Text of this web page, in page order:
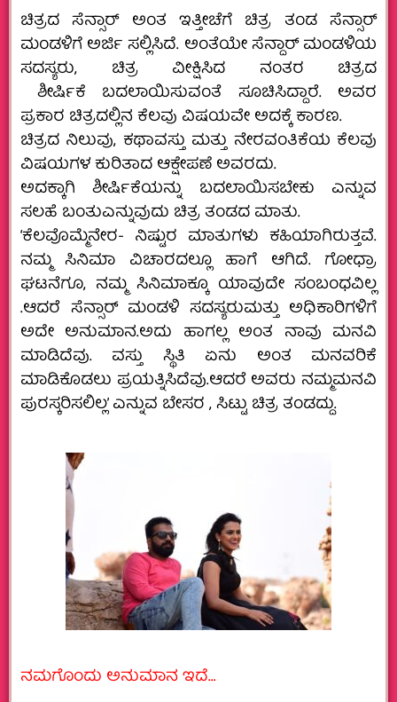
ಚಿತ್ರದ ಸೆನ್ಸಾರ್ ಅಂತ ಇತ್ತೀಚೆಗೆ ಚಿತ್ರ ತಂಡ ಸೆನ್ಸಾರ್
ಮಂಡಳಿಗೆ ಅರ್ಜಿ ಸಲ್ಲಿಸಿದೆ. ಅಂತೆಯೇ ಸೆನ್ದಾರ್ ಮಂಡಳಿಯ
ಸದಸ್ಯರು, ಚಿತ್ರ ವೀಕ್ಷಿಸಿದ ನಂತರ‌ ಚಿತ್ರದ
ಶೀರ್ಷಿಕೆ ಬದಲಾಯಿಸುವಂತೆ ಸೂಚಿಸಿದ್ದಾರೆ. ಅವರ
ಪ್ರಕಾರ ಚಿತ್ರದಲ್ಲಿನ ಕೆಲವು ವಿಷಯವೇ ಅದಕ್ಕೆ ಕಾರಣ.
ಚಿತ್ರದ ನಿಲುವು, ಕಥಾವಸ್ತು ಮತ್ತು ನೇರವಂತಿಕೆಯ ಕೆಲವು
ವಿಷಯಗಳ ಕುರಿತಾದ ಆಕ್ಷೇಪಣೆ ಅವರದು.
ಅದಕ್ಕಾಗಿ ಶೀರ್ಷಿಕೆಯನ್ನು ಬದಲಾಯಿಸಬೇಕು ಎನ್ನುವ
ಸಲಹೆ ಬಂತು‌ಎನ್ನುವುದು ಚಿತ್ರ ತಂಡದ ಮಾತು.
‘ಕೆಲವೊಮ್ಮೆ‌ನೇರ- ನಿಷ್ಟುರ ಮಾತುಗಳು ಕಹಿಯಾಗಿರುತ್ತವೆ.
ನಮ್ಮ ಸಿನಿಮಾ ವಿಚಾರದಲ್ಲೂ ಹಾಗೆ ಆಗಿದೆ. ಗೋಧ್ರಾ
ಘಟನೆಗೂ, ನಮ್ಮ ಸಿನಿಮಾಕ್ಕೂ ಯಾವುದೇ ಸಂಬಂಧವಿಲ್ಲ
.ಆದರೆ ಸೆನ್ಸಾರ್ ಮಂಡಳಿ‌ ಸದಸ್ಯರು‌ಮತ್ತು ಅಧಿಕಾರಿಗಳಿಗೆ
ಅದೇ ಅನುಮಾನ.‌ಅದು ಹಾಗಲ್ಲ ಅಂತ ನಾವು ಮನವಿ‌
ಮಾಡಿದೆವು. ವಸ್ತು ಸ್ಥಿತಿ ಏನು ಅಂತ ಮನವರಿಕೆ
ಮಾಡಿಕೊಡಲು ಪ್ರಯತ್ನಿಸಿದೆವು.ಆದರೆ ಅವರು ನಮ್ಮ‌ಮನವಿ
ಪುರಸ್ಕರಿಸಲಿಲ್ಲ’ ಎನ್ನುವ ಬೇಸರ , ಸಿಟ್ಟು‌ ಚಿತ್ರ ತಂಡದ್ದು.
ನಮಗೊಂದು ಅನುಮಾನ ಇದೆ…